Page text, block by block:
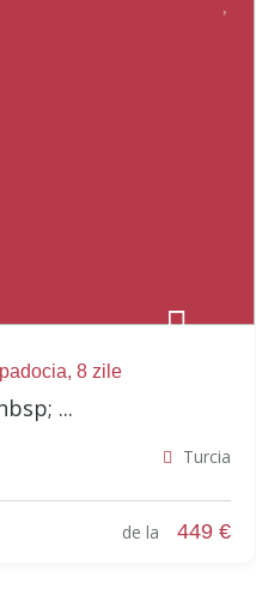
8 zile
...
Turcia
de la 449 €